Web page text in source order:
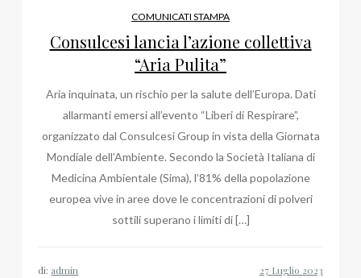
COMUNICATI STAMPA
Consulcesi lancia l’azione collettiva
“Aria Pulita”
Aria inquinata, un rischio per la salute dell’Europa. Dati
allarmanti emersi all’evento “Liberi di Respirare”,
organizzato dal Consulcesi Group in vista della Giornata
Mondiale dell’Ambiente. Secondo la Società Italiana di
Medicina Ambientale (Sima), l’81% della popolazione
europea vive in aree dove le concentrazioni di polveri
sottili superano i limiti di […]
di: admin